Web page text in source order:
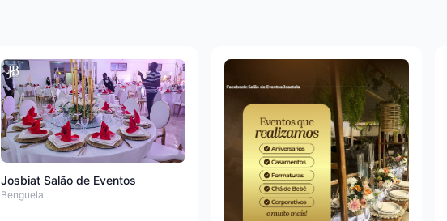
Josbiat Salão de Eventos
Benguela